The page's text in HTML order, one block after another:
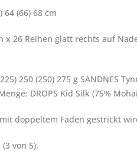
64 (66) 68 cm
x 26 Reihen glatt rechts auf
250 (250) 275 g SANDNES
DROPS Kid Silk (75%
doppeltem Faden gestrickt
von 5).